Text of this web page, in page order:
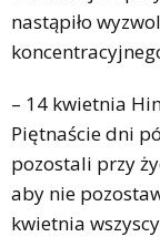
nastąpiło
– 14 kwietnia
Piętnaście dni
pozostali przy
aby nie
kwietnia